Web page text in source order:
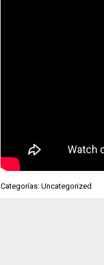
Categorías: Uncategorized